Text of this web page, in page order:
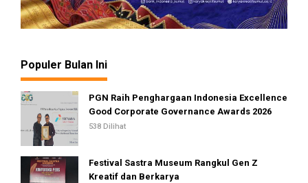
Populer Bulan Ini
PGN Raih Penghargaan Indonesia Excellence
Good Corporate Governance Awards 2026
538 Dilihat
Festival Sastra Museum Rangkul Gen Z
Kreatif dan Berkarya